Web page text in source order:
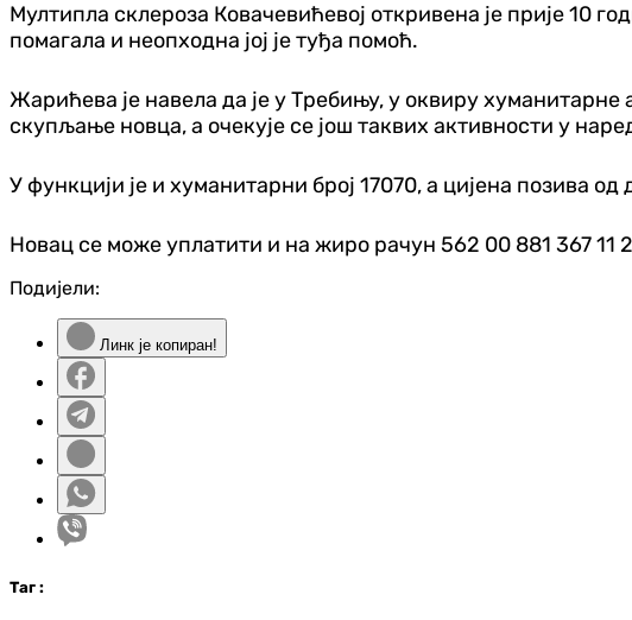
Мултипла склероза Ковачевићевој откривена је прије 10
помагала и неопходна јој је туђа помоћ.
Жарићева је навела да је у Требињу, у оквиру
скупљање новца, а очекује се још таквих активности у
У функцији је и хуманитарни број 17070, а цијена позива од
Новац се може уплатити и на жиро рачун 562 00 881 367 11
Подијели:
Линк је копиран!
Таг :